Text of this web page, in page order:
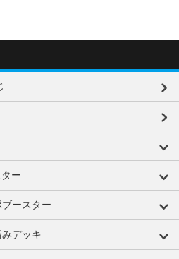
ー
ブースター
みデッキ